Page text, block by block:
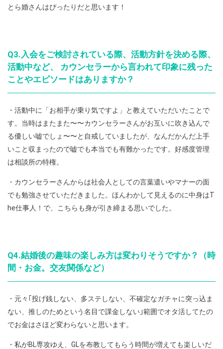
とら婚さんはぴったりだと思います！
Q3.入会をご検討されている際、活動方針を決める際、
活動中など、 カウンセラーから言われて印象に残った
ことやエピソードはありますか？
・活動中に「お相手が乗り気ですよ」と教えていただいたことで
す。当時はまたまた〜〜カウンセラーさんがお互いに吹き込んで
る優しい嘘でしょ〜〜と自戒していましたが、なんだかんだ上手
いこと収まったので嘘でも本当でも有難かったです。好感度管理
は相談所の特権。
・カウンセラーさんからは社会人としての言葉遣いやマナーの面
でも勉強させていただきました。ほんわかして見えるのに中身はT
he仕事人！で、こちらも身が引き締まる思いでした。
Q4.結婚後の趣味の楽しみ方は変わりそうですか？（時
間・お金。交友関係など）
・元々｢投げ銭しない、多ステしない、不確定なガチャに突っ込ま
ない、推しのためという名目で課金しない｣範囲でオタ活してたの
でお金はさほど変わらないと思います。
・私がBL専攻ゆえ、GLを布教してもらう時間が増えても楽しいだ